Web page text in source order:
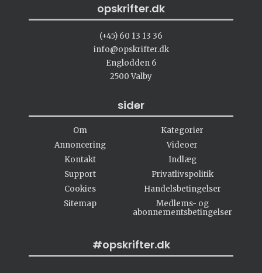
opskrifter.dk
(+45) 60 13 13 36
info@opskrifter.dk
Englodden 6
2500 Valby
sider
Om
Annoncering
Kontakt
Support
Cookies
Sitemap
Kategorier
Videoer
Indlæg
Privatlivspolitik
Handelsbetingelser
Medlems- og
abonnementsbetingelser
#opskrifter.dk